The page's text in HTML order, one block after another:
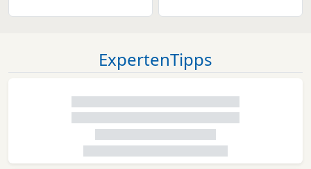
ExpertenTipps